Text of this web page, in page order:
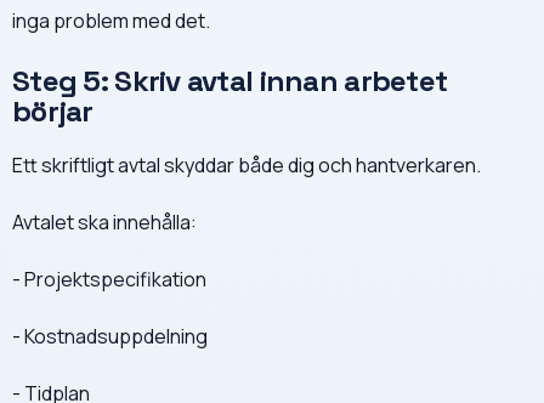
inga problem med det.
Steg 5: Skriv avtal innan arbetet
börjar
Ett skriftligt avtal skyddar både dig och hantverkaren.
Avtalet ska innehålla:
- Projektspecifikation
- Kostnadsuppdelning
- Tidplan